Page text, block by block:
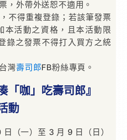
，外帶外送恕不適用。
不得重複登錄；若該筆發票
本活動之資格，且本活動限
錄之發票不得打入買方之統
灣壽司郎FB粉絲專頁。
「咖」吃壽司郎』
動
（一）至 3 月 9 日（日）